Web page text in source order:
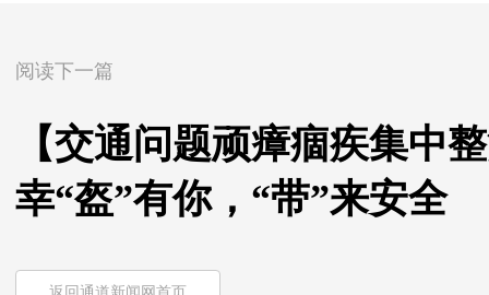
阅读下一篇
【交通问题顽瘴痼疾集中
幸“盔”有你，“带”来安全